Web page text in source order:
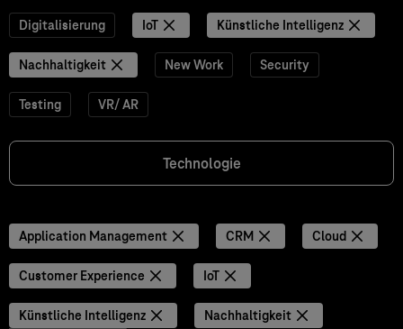
Digitalisierung IoT Künstliche Intelligenz
Nachhaltigkeit New Work Security
Testing VR/ AR
Technologie
Application Management CRM Cloud
Customer Experience IoT
Künstliche Intelligenz
Nachhaltigkeit